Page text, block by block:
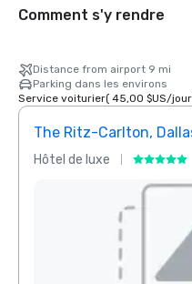
Comment s'y rendre
Distance from airport 9 mi
Parking dans les environs
Service voiturier( 45,00 $US/jour
The Ritz-Carlton,
Hôtel de luxe